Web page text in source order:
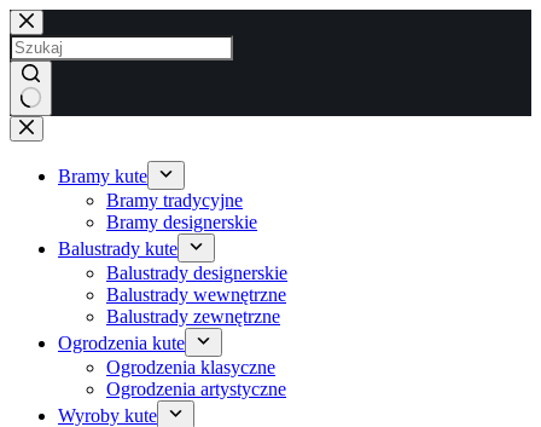
Przejdź
do
treści
Brak
wyników
Bramy kute
Bramy tradycyjne
Bramy designerskie
Balustrady kute
Balustrady designerskie
Balustrady wewnętrzne
Balustrady zewnętrzne
Ogrodzenia kute
Ogrodzenia klasyczne
Ogrodzenia artystyczne
Wyroby kute